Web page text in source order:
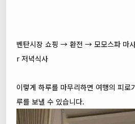
벤탄시장 쇼핑 → 환전 → 모모스파 마
r 저녁식사
이렇게 하루를 마무리하면 여행의 피로
루를 보낼 수 있습니다.